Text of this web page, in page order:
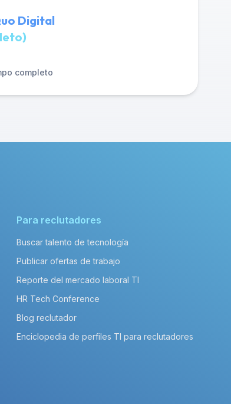
Digital
completo
Para reclutadores
Buscar talento de tecnología
Publicar ofertas de trabajo
Reporte del mercado laboral TI
HR Tech Conference
Blog reclutador
Enciclopedia de perfiles TI para reclutadores